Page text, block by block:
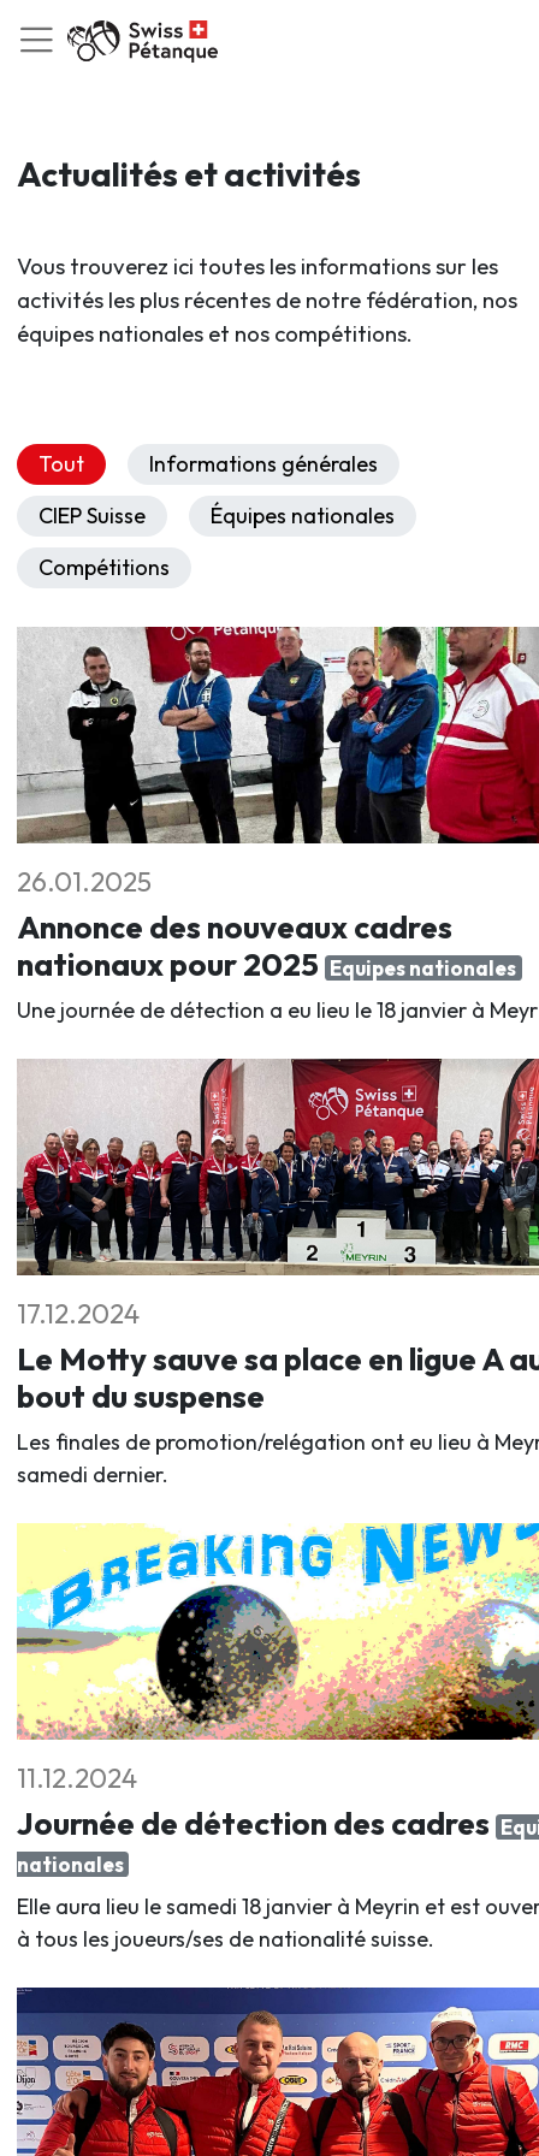
Actualités et activités
Vous trouverez ici toutes les informations sur les
activités les plus récentes de notre fédération, nos
équipes nationales et nos compétitions.
Tout
Informations générales
CIEP Suisse
Équipes nationales
Compétitions
26.01.2025
Annonce des nouveaux cadres
nationaux pour 2025 Equipes nationales
Une journée de détection a eu lieu le 18 janvier à
17.12.2024
Le Motty sauve sa place en ligue A
bout du suspense
Les finales de promotion/relégation ont eu lieu à
samedi dernier.
11.12.2024
Journée de détection des cadres
nationales
Elle aura lieu le samedi 18 janvier à Meyrin et est
à tous les joueurs/ses de nationalité suisse.